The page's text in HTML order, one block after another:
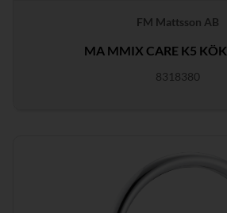
FM Mattsson AB
MA MMIX CARE K5
8318380